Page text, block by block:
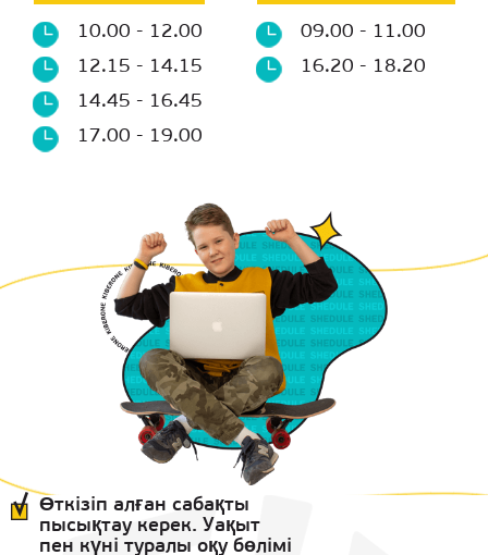
10.00 - 12.00
12.15 - 14.15
14.45 - 16.45
17.00 - 19.00
09.00 - 11.00
16.20 - 18.20
Өткізіп алған сабақты
пысықтау керек. Уақыт
пен күні туралы оқу бөлімі